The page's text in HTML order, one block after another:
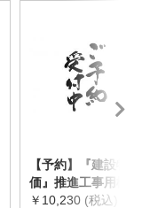
【予約】『建設物
価』推進工事用機械
器具等基礎価格表
￥10,230 (税込)